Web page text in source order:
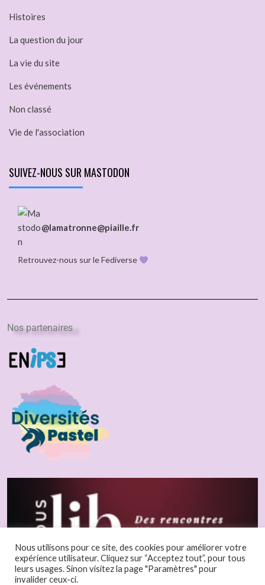
Histoires
La question du jour
La vie du site
Les événements
Non classé
Vie de l'association
SUIVEZ-NOUS SUR MASTODON
@lamatronne@piaille.fr
Retrouvez-nous sur le Fediverse
Nos partenaires
Nous utilisons pour ce site, des cookies pour améliorer votre
expérience utilisateur. Cliquez sur “Acceptez tout”, pour tous
leurs usages. Sinon visitez la page "Paramètres" pour
invalider ceux-ci.